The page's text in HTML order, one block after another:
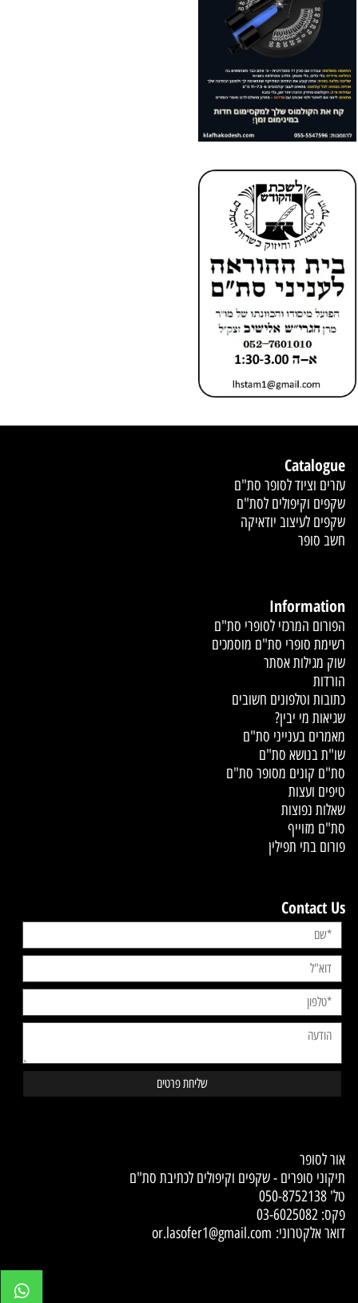
Catalogue
עזרים וציוד לסופר סת"ם
שקפים וקיפולים לסת"ם
שקפים לעיצוב יודאיקה
חשב סופר
Information
הפורום המרכזי לסופרי סת"ם
רשימת סופרי סת"ם מוסמכים
שוק מגילות אסתר
הורדות
כתובות וטלפונים חשובים
שגיאות מי יבין?
מאמרים בענייני סת"ם
שו"ת בנושא סת"ם
סת"ם קונים מסופר סת"ם
טיפים ועצות
שאלות נפוצות
סת"ם מזוייף
פורום בתי תפילין
Contact Us
אור לסופר
תיקוני סופרים - שקפים וקיפולים לכתיבת סת"ם
טל' 050-8752138
פקס: 03-6025082
דואר אלקטרוני: or.lasofer1@gmail.com